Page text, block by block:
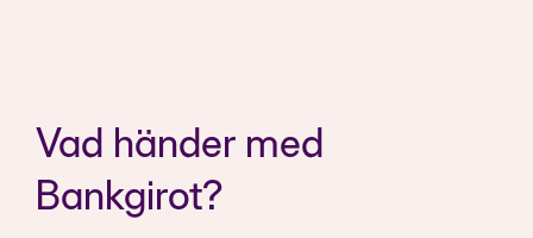
Vad händer med
Bankgirot?